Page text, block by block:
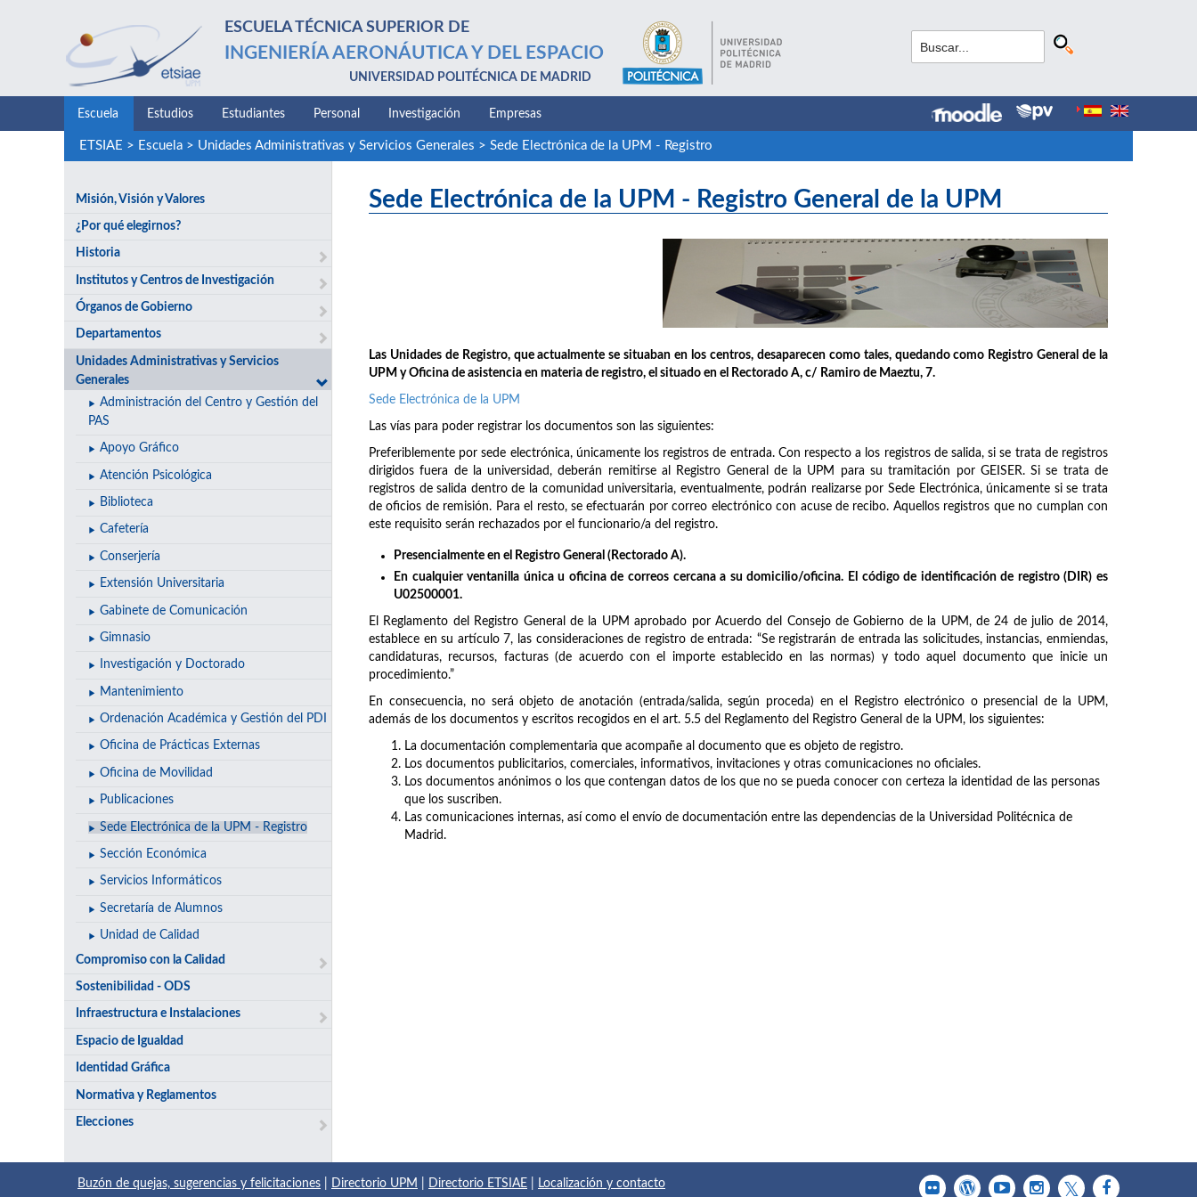
ESCUELA TÉCNICA SUPERIOR DE
INGENIERÍA AERONÁUTICA Y DEL ESPACIO
UNIVERSIDAD POLITÉCNICA DE MADRID
Escuela Estudios Estudiantes Personal Investigación Empresas
ETSIAE > Escuela> Unidades Administrativas y Servicios Generales > Sede Electrónica de la UPM - Registro
Misión, Visión y Valores
¿Por qué elegirnos?
Historia
Institutos y Centros de Investigación
Órganos de Gobierno
Departamentos
Unidades Administrativas y Servicios
Generales
Administración del Centro y Gestión del
PAS
Apoyo Gráfico
Atención Psicológica
Biblioteca
Cafetería
Conserjería
Extensión Universitaria
Gabinete de Comunicación
Gimnasio
Investigación y Doctorado
Mantenimiento
Ordenación Académica y Gestión del PDI
Oficina de Prácticas Externas
Oficina de Movilidad
Publicaciones
Sede Electrónica de la UPM - Registro
Sección Económica
Servicios Informáticos
Secretaría de Alumnos
Unidad de Calidad
Compromiso con la Calidad
Sostenibilidad - ODS
Infraestructura e Instalaciones
Espacio de Igualdad
Identidad Gráfica
Normativa y Reglamentos
Elecciones
Sede Electrónica de la UPM - Registro General de la UPM
Las Unidades de Registro, que actualmente se situaban en los centros, desaparecen como tales, quedando como Registro General de la
UPM y Oficina de asistencia en materia de registro, el situado en el Rectorado A, c/ Ramiro de Maeztu, 7.
Sede Electrónica de la UPM
Las vías para poder registrar los documentos son las siguientes:
Preferiblemente por sede electrónica, únicamente los registros de entrada. Con respecto a los registros de salida, si se trata de registros
dirigidos fuera de la universidad, deberán remitirse al Registro General de la UPM para su tramitación por GEISER. Si se trata de
registros de salida dentro de la comunidad universitaria, eventualmente, podrán realizarse por Sede Electrónica, únicamente si se trata
de oficios de remisión. Para el resto, se efectuarán por correo electrónico con acuse de recibo. Aquellos registros que no cumplan con
este requisito serán rechazados por el funcionario/a del registro.
Presencialmente en el Registro General (Rectorado A).
En cualquier ventanilla única u oficina de correos cercana a su domicilio/oficina. El código de identificación de registro (DIR) es
U02500001.
El Reglamento del Registro General de la UPM aprobado por Acuerdo del Consejo de Gobierno de la UPM, de 24 de julio de 2014,
establece en su artículo 7, las consideraciones de registro de entrada: “Se registrarán de entrada las solicitudes, instancias, enmiendas,
candidaturas, recursos, facturas (de acuerdo con el importe establecido en las normas) y todo aquel documento que inicie un
procedimiento.”
En consecuencia, no será objeto de anotación (entrada/salida, según proceda) en el Registro electrónico o presencial de la UPM,
además de los documentos y escritos recogidos en el art. 5.5 del Reglamento del Registro General de la UPM, los siguientes:
La documentación complementaria que acompañe al documento que es objeto de registro.
Los documentos publicitarios, comerciales, informativos, invitaciones y otras comunicaciones no oficiales.
Los documentos anónimos o los que contengan datos de los que no se pueda conocer con certeza la identidad de las personas
que los suscriben.
Las comunicaciones internas, así como el envío de documentación entre las dependencias de la Universidad Politécnica de
Madrid.
Buzón de quejas, sugerencias y felicitaciones Directorio UPM Directorio ETSIAE Localización y contacto